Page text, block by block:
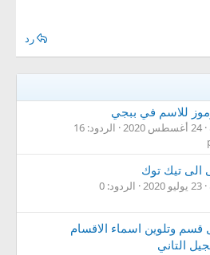
رد
للاسم في ببجي
24 أغسطس 2020
الردود: 16
الى تيك توك
23 يوليو 2020
الردود: 0
قسم وتلوين اسماء الاقسام